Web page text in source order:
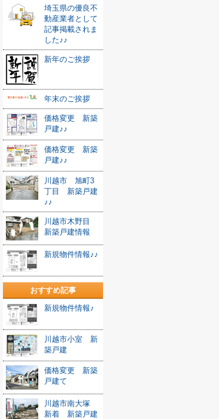
埼玉県の優良不
動産業者として
記事掲載されま
した♪♪
新年のご挨拶
年末のご挨拶
価格変更 新築
戸建♪♪
価格変更 新築
戸建♪♪
川越市 旭町3
丁目 新築戸建
♪♪
川越市木野目
新築戸建情報
新規物件情報♪♪
おすすめ記事
新規物件情報♪
川越市小室 新
築戸建
価格変更 新築
戸建て
川越市南大塚
新着 新築戸建